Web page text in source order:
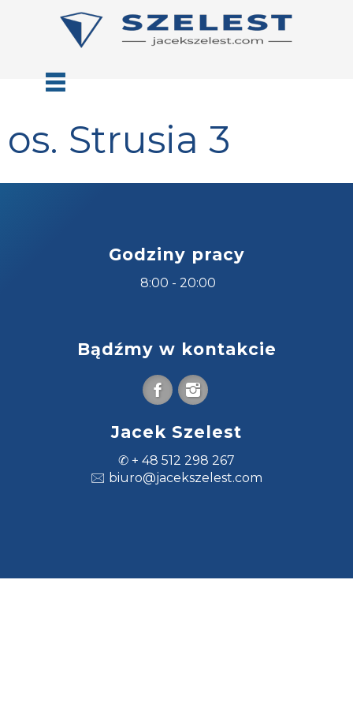
os. Strusia 3
Godziny pracy
8:00 - 20:00
Bądźmy w kontakcie
Jacek Szelest
✆ + 48 512 298 267
🖂 biuro@jacekszelest.com